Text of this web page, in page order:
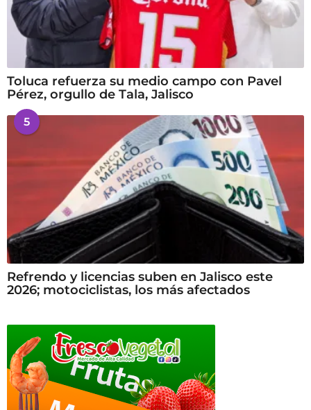
Toluca refuerza su medio campo con Pavel
Pérez, orgullo de Tala, Jalisco
5
Refrendo y licencias suben en Jalisco este
2026; motociclistas, los más afectados